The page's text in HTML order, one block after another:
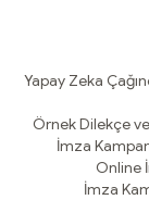
Yapay Zeka
Örnek Dilekçe
İmza
Online
İmza